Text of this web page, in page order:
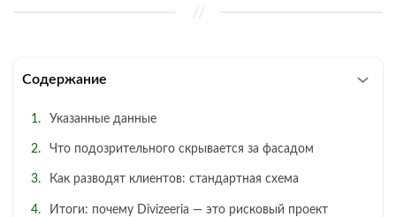
Содержание
Указанные данные
Что подозрительного скрывается за фасадом
Как разводят клиентов: стандартная схема
Итоги: почему Divizeeria — это рисковый проект